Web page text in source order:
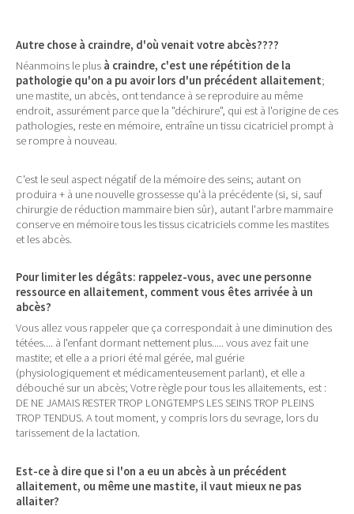
Autre chose à craindre, d'où venait votre abcès????
Néanmoins le plus à craindre, c'est une répétition de la
pathologie qu'on a pu avoir lors d'un précédent allaitement;
une mastite, un abcès, ont tendance à se reproduire au même
endroit, assurément parce que la "déchirure", qui est à l'origine de ces
pathologies, reste en mémoire, entraîne un tissu cicatriciel prompt à
se rompre à nouveau.
C'est le seul aspect négatif de la mémoire des seins; autant on
produira + à une nouvelle grossesse qu'à la précédente (si, si, sauf
chirurgie de réduction mammaire bien sûr), autant l'arbre mammaire
conserve en mémoire tous les tissus cicatriciels comme les mastites
et les abcès.
Pour limiter les dégâts: rappelez-vous, avec une personne
ressource en allaitement, comment vous êtes arrivée à un
abcès?
Vous allez vous rappeler que ça correspondait à une diminution des
tétées.... à l'enfant dormant nettement plus..... vous avez fait une
mastite; et elle a a priori été mal gérée, mal guérie
(physiologiquement et médicamenteusement parlant), et elle a
débouché sur un abcès; Votre règle pour tous les allaitements, est :
DE NE JAMAIS RESTER TROP LONGTEMPS LES SEINS TROP PLEINS
TROP TENDUS. A tout moment, y compris lors du sevrage, lors du
tarissement de la lactation.
Est-ce à dire que si l'on a eu un abcès à un précédent
allaitement, ou même une mastite, il vaut mieux ne pas
allaiter?